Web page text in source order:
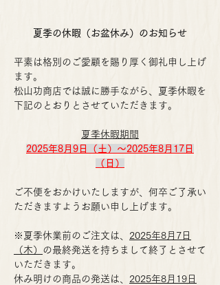
夏季の休暇（お盆休み）のお知らせ
平素は格別のご愛顧を賜り厚く御礼申し上げ
ます。
松山功商店では誠に勝手ながら、夏季休暇を
下記のとおりとさせていただきます。
夏季休暇期間
2025年8月9日（土）～2025年8月17日
（日）
ご不便をおかけいたしますが、何卒ご了承い
ただきますようお願い申し上げます。
※夏季休業前のご注文は、 2025年8月7日
（木） の最終発送を持ちまして終了とさせて
いただきます。
休み明けの商品の発送は、 2025年8月19日